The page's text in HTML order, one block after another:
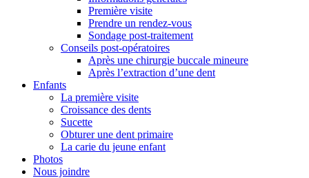
Première visite
Prendre un rendez-vous
Sondage post-traitement
Conseils post-opératoires
Après une chirurgie buccale mineure
Après l’extraction d’une dent
Enfants
La première visite
Croissance des dents
Sucette
Obturer une dent primaire
La carie du jeune enfant
Photos
Nous joindre